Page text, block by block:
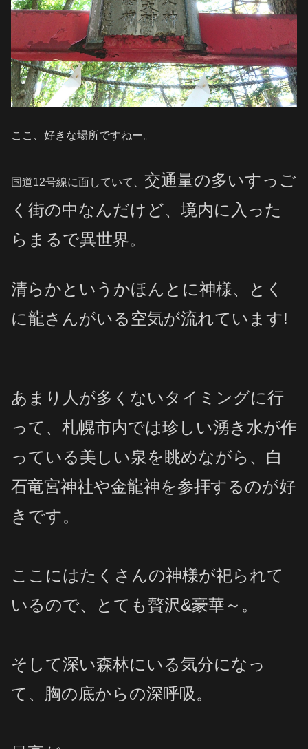
ここ、好きな場所ですねー。
国道12号線に面していて、 交通量の多いすっご
く街の中なんだけど、境内に入った
らまるで異世界。
清らかというかほんとに神様、とく
に龍さんがいる空気が流れています!
あまり人が多くないタイミングに行
って、札幌市内では珍しい湧き水が作
っている美しい泉を眺めながら、白
石竜宮神社や金龍神を参拝するのが好
きです。
ここにはたくさんの神様が祀られて
いるので、とても贅沢&豪華～。
そして深い森林にいる気分になっ
て、胸の底からの深呼吸。